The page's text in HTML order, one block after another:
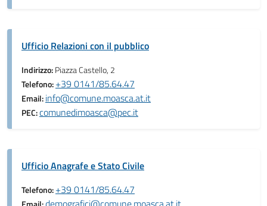
Ufficio Relazioni con il pubblico
Indirizzo:Piazza Castello, 2
Telefono:+39 0141/85.64.47
Email:info@comune.moasca.at.it
PEC:comunedimoasca@pec.it
Ufficio Anagrafe e Stato Civile
Telefono:+39 0141/85.64.47